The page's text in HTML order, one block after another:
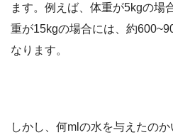
ます。例えば、体重が5kgの場
重が15kgの場合には、約
なります。
しかし、何mlの水を与えたの